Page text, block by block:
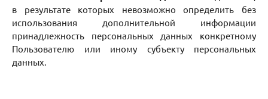
в результате которых невозможно определить без
использования дополнительной информации
принадлежность персональных данных конкретному
Пользователю или иному субъекту персональных
данных.